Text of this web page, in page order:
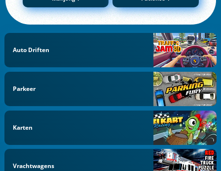
Auto Driften
Parkeer
Karten
Vrachtwagens